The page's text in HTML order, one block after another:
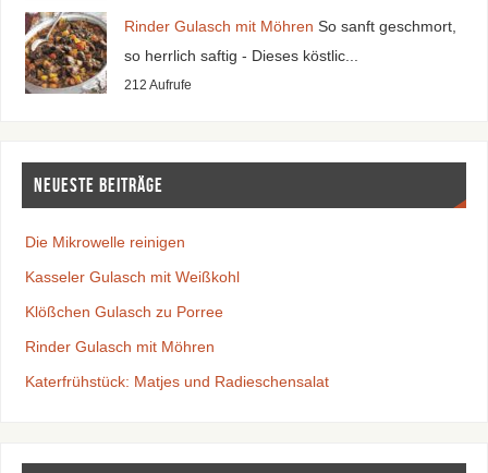
Rinder Gulasch mit Möhren So sanft geschmort,
so herrlich saftig - Dieses köstlic...
212 Aufrufe
Neueste Beiträge
Die Mikrowelle reinigen
Kasseler Gulasch mit Weißkohl
Klößchen Gulasch zu Porree
Rinder Gulasch mit Möhren
Katerfrühstück: Matjes und Radieschensalat